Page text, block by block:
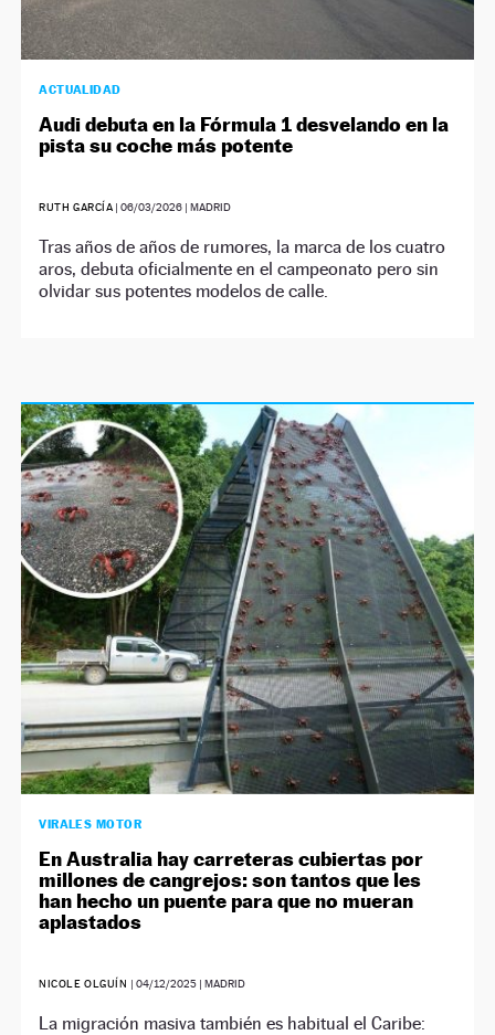
ACTUALIDAD
Audi debuta en la Fórmula 1 desvelando en la
pista su coche más potente
RUTH GARCÍA |06/03/2026 | MADRID
Tras años de años de rumores, la marca de los cuatro
aros, debuta oficialmente en el campeonato pero sin
olvidar sus potentes modelos de calle.
VIRALES MOTOR
En Australia hay carreteras cubiertas por
millones de cangrejos: son tantos que les
han hecho un puente para que no mueran
aplastados
NICOLE OLGUÍN | 04/12/2025| MADRID
La migración masiva también es habitual el Caribe: